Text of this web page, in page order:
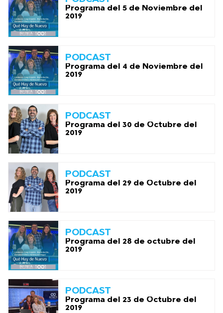
Programa del 5 de Noviembre del
2019
PODCAST
Programa del 4 de Noviembre del
2019
PODCAST
Programa del 30 de Octubre del
2019
PODCAST
Programa del 29 de Octubre del
2019
PODCAST
Programa del 28 de octubre del
2019
PODCAST
Programa del 23 de Octubre del
2019